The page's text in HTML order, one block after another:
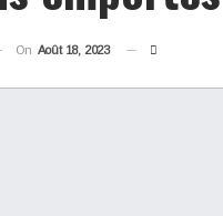
On Août 18, 2023